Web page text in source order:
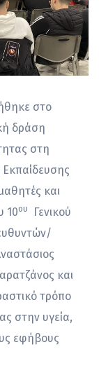
στο
δράση
στη
Εκπαίδευσης
και
10ου
Γενικού
και
τρόπο
στην υγεία,
εφήβους